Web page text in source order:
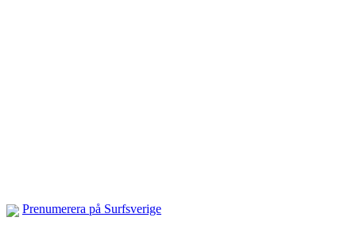
Prenumerera på Surfsverige